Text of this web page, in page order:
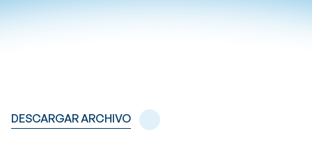
DESCARGAR ARCHIVO